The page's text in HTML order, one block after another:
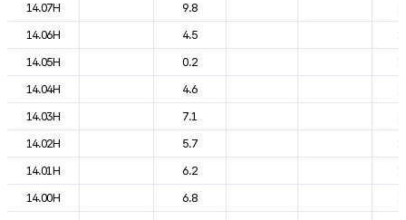
14.07H
9.8
14.06H
4.5
14.05H
0.2
14.04H
4.6
14.03H
7.1
14.02H
5.7
14.01H
6.2
14.00H
6.8